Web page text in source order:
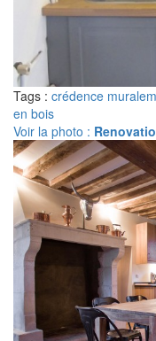
Tags : crédence murale
en bois
Voir la photo :